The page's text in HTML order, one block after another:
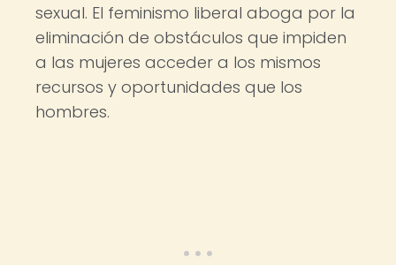
sexual. El feminismo liberal aboga por la
eliminación de obstáculos que impiden
a las mujeres acceder a los mismos
recursos y oportunidades que los
hombres.